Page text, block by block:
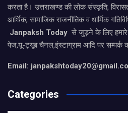
करता है। उत्तराखण्ड की लोक संस्कृति,
आर्थिक, सामाजिक राजनीतिक व धार्मिक
Janpaksh Today से जुड़ने के लिए
पेज,यू-ट्यूब चैनल,इंस्टाग्राम आदि पर सम्पर्क
Email:
Categories